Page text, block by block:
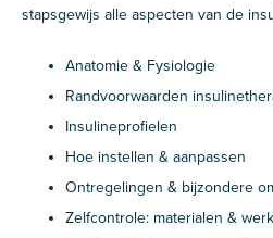
stapsgewijs alle aspecten van de
Anatomie & Fysiologie
Randvoorwaarden
Insulineprofielen
Hoe instellen & aanpassen
Ontregelingen & bijzondere
Zelfcontrole: materialen &